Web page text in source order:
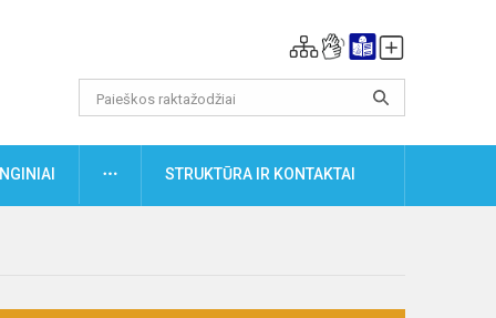
DAUGIAUSTRUKTŪRA IR KONTAKTAI